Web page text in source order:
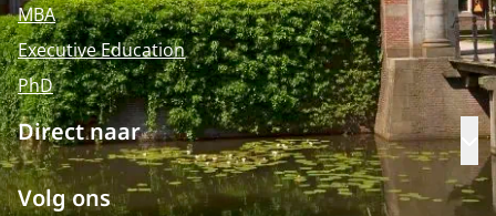
MBA
Executive Education
PhD
Direct naar
Volg ons